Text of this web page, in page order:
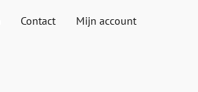
Contact Mijn account